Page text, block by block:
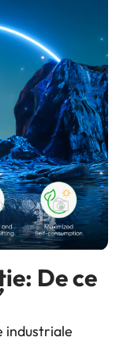
De ce
industriale